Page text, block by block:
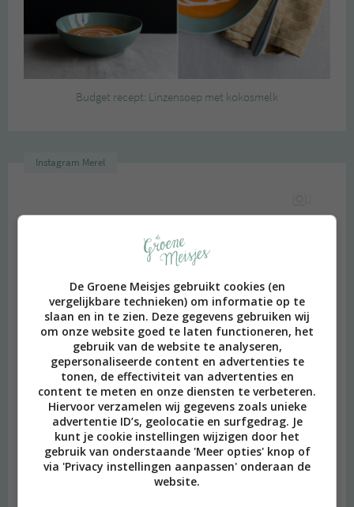
Budget recept: Linzensoep met kokosmelk
Instagram Merel
De Groene Meisjes gebruikt cookies (en
vergelijkbare technieken) om informatie op te
slaan en in te zien. Deze gegevens gebruiken wij
om onze website goed te laten functioneren, het
gebruik van de website te analyseren,
gepersonaliseerde content en advertenties te
tonen, de effectiviteit van advertenties en
content te meten en onze diensten te verbeteren.
Hiervoor verzamelen wij gegevens zoals unieke
advertentie ID’s, geolocatie en surfgedrag. Je
kunt je cookie instellingen wijzigen door het
gebruik van onderstaande 'Meer opties' knop of
via 'Privacy instellingen aanpassen' onderaan de
website.